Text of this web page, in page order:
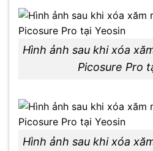
Hình ảnh sau khi xóa
Picosure Pro
Hình ảnh sau khi xóa